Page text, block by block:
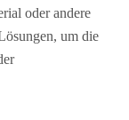
oder andere
um die